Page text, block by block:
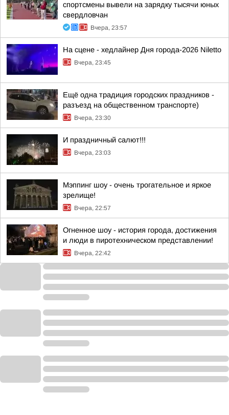
спортсмены вывели на зарядку тысячи юных
свердловчан
Вчера, 23:57
На сцене - хедлайнер Дня города-2026 Niletto
Вчера, 23:45
Ещё одна традиция городских праздников -
разъезд на общественном транспорте)
Вчера, 23:30
И праздничный салют!!!
Вчера, 23:03
Мэппинг шоу - очень трогательное и яркое
зрелище!
Вчера, 22:57
Огненное шоу - история города, достижения
и люди в пиротехническом представлении!
Вчера, 22:42